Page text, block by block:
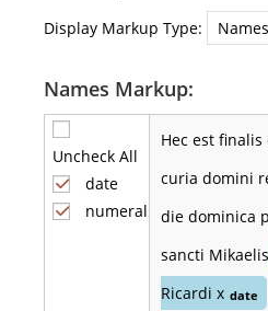
Display Markup Type:
Names Markup:
Uncheck All
date
numeral
Hec est
curia domini
die dominica
sancti Mikaelis
Ricardi x date